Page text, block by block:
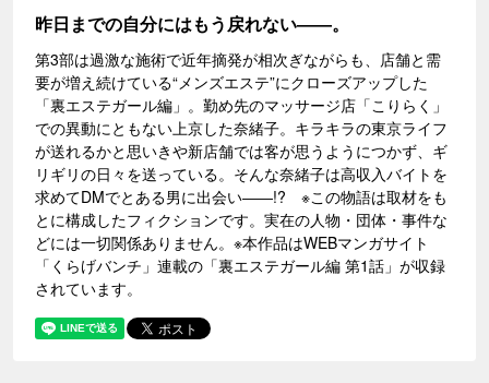
昨日までの自分にはもう戻れない――。
第3部は過激な施術で近年摘発が相次ぎながらも、店舗と需
要が増え続けている“メンズエステ”にクローズアップした
「裏エステガール編」。勤め先のマッサージ店「こりらく」
での異動にともない上京した奈緒子。キラキラの東京ライフ
が送れるかと思いきや新店舗では客が思うようにつかず、ギ
リギリの日々を送っている。そんな奈緒子は高収入バイトを
求めてDMでとある男に出会い――!? ※この物語は取材をも
とに構成したフィクションです。実在の人物・団体・事件な
どには一切関係ありません。※本作品はWEBマンガサイト
「くらげバンチ」連載の「裏エステガール編 第1話」が収録
されています。